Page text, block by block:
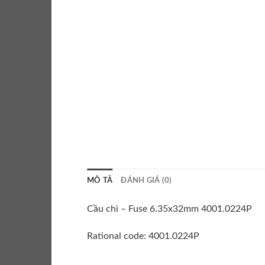
MÔ TẢ ĐÁNH GIÁ (0)
Cầu chì – Fuse 6.35x32mm 4001.0224P
Rational code: 4001.0224P